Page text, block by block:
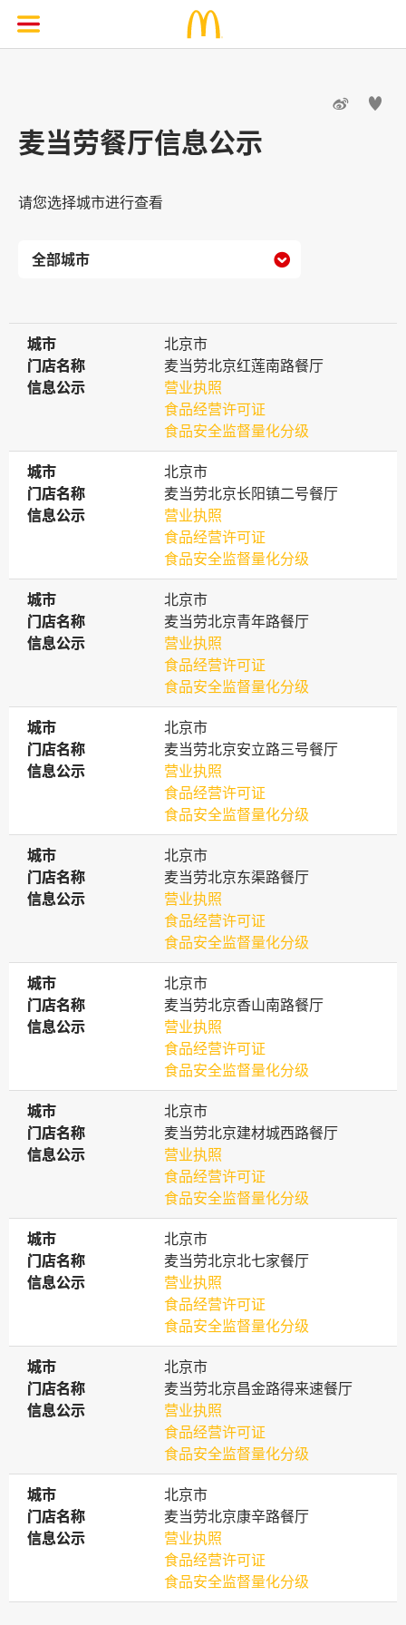
 
麦当劳餐厅信息公示
请您选择城市进行查看

城市
城市
北京市
门店名称
门店名称
麦当劳北京红莲南路餐厅
信息公示
信息公示
营业执照
食品经营许可证
食品安全监督量化分级
城市
城市
北京市
门店名称
门店名称
麦当劳北京长阳镇二号餐厅
信息公示
信息公示
营业执照
食品经营许可证
食品安全监督量化分级
城市
城市
北京市
门店名称
门店名称
麦当劳北京青年路餐厅
信息公示
信息公示
营业执照
食品经营许可证
食品安全监督量化分级
城市
城市
北京市
门店名称
门店名称
麦当劳北京安立路三号餐厅
信息公示
信息公示
营业执照
食品经营许可证
食品安全监督量化分级
城市
城市
北京市
门店名称
门店名称
麦当劳北京东渠路餐厅
信息公示
信息公示
营业执照
食品经营许可证
食品安全监督量化分级
城市
城市
北京市
门店名称
门店名称
麦当劳北京香山南路餐厅
信息公示
信息公示
营业执照
食品经营许可证
食品安全监督量化分级
城市
城市
北京市
门店名称
门店名称
麦当劳北京建材城西路餐厅
信息公示
信息公示
营业执照
食品经营许可证
食品安全监督量化分级
城市
城市
北京市
门店名称
门店名称
麦当劳北京北七家餐厅
信息公示
信息公示
营业执照
食品经营许可证
食品安全监督量化分级
城市
城市
北京市
门店名称
门店名称
麦当劳北京昌金路得来速餐厅
信息公示
信息公示
营业执照
食品经营许可证
食品安全监督量化分级
城市
城市
北京市
门店名称
门店名称
麦当劳北京康辛路餐厅
信息公示
信息公示
营业执照
食品经营许可证
食品安全监督量化分级